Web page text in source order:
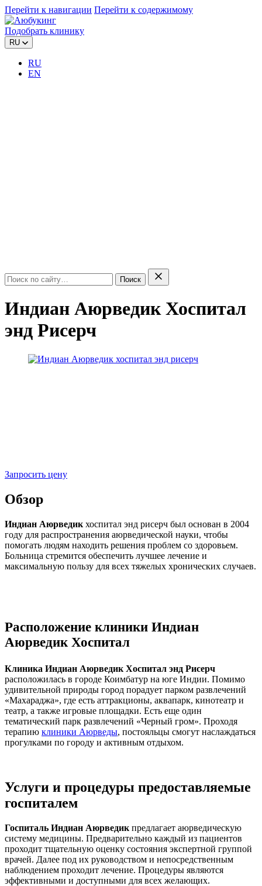
Перейти к навигации Перейти к содержимому
Подобрать клинику
RU
RU
EN
Поиск
Индиан Аюрведик Хоспитал
энд Рисерч
Запросить цену
Обзор
Индиан Аюрведик хоспитал энд рисерч был основан в 2004
году для распространения аюрведической науки, чтобы
помогать людям находить решения проблем со здоровьем.
Больница стремится обеспечить лучшее лечение и
максимальную пользу для всех тяжелых хронических случаев.
Расположение клиники Индиан
Аюрведик Хоспитал
Клиника Индиан Аюрведик Хоспитал энд Рисерч
расположилась в городе Коимбатур на юге Индии. Помимо
удивительной природы город порадует парком развлечений
«Махараджа», где есть аттракционы, аквапарк, кинотеатр и
театр, а также игровые площадки. Есть еще один
тематический парк развлечений «Черный гром». Проходя
терапию клиники Аюрведы, постояльцы смогут наслаждаться
прогулками по городу и активным отдыхом.
Услуги и процедуры предоставляемые
госпиталем
Госпиталь Индиан Аюрведик предлагает аюрведическую
систему медицины. Предварительно каждый из пациентов
проходит тщательную оценку состояния экспертной группой
врачей. Далее под их руководством и непосредственным
наблюдением проходит лечение. Процедуры являются
эффективными и доступными для всех желающих.